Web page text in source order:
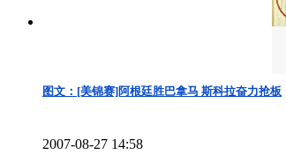
图文：[美锦赛]阿根廷胜巴拿马 斯科拉奋力抢板
2007-08-27 14:58